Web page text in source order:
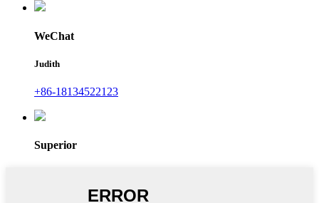
WeChat
Judith
+86-18134522123
Superior